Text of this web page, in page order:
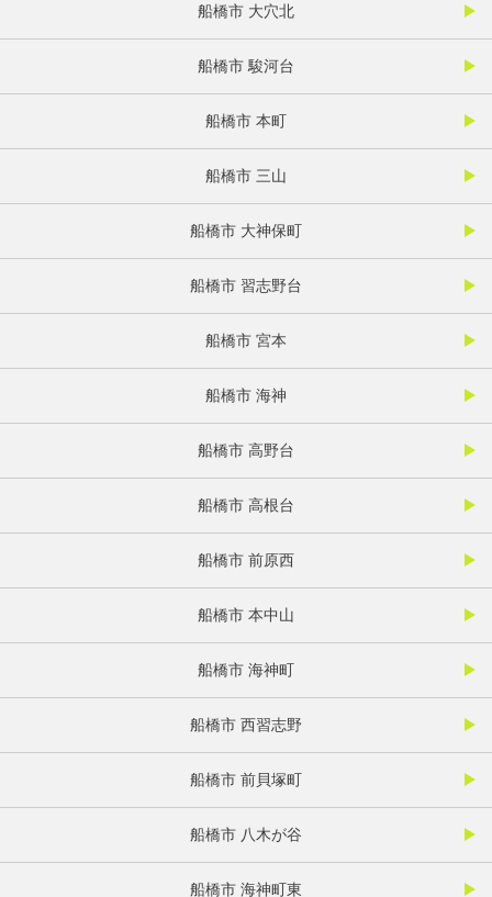
船橋市 大穴北
船橋市 駿河台
船橋市 本町
船橋市 三山
船橋市 大神保町
船橋市 習志野台
船橋市 宮本
船橋市 海神
船橋市 高野台
船橋市 高根台
船橋市 前原西
船橋市 本中山
船橋市 海神町
船橋市 西習志野
船橋市 前貝塚町
船橋市 八木が谷
船橋市 海神町東